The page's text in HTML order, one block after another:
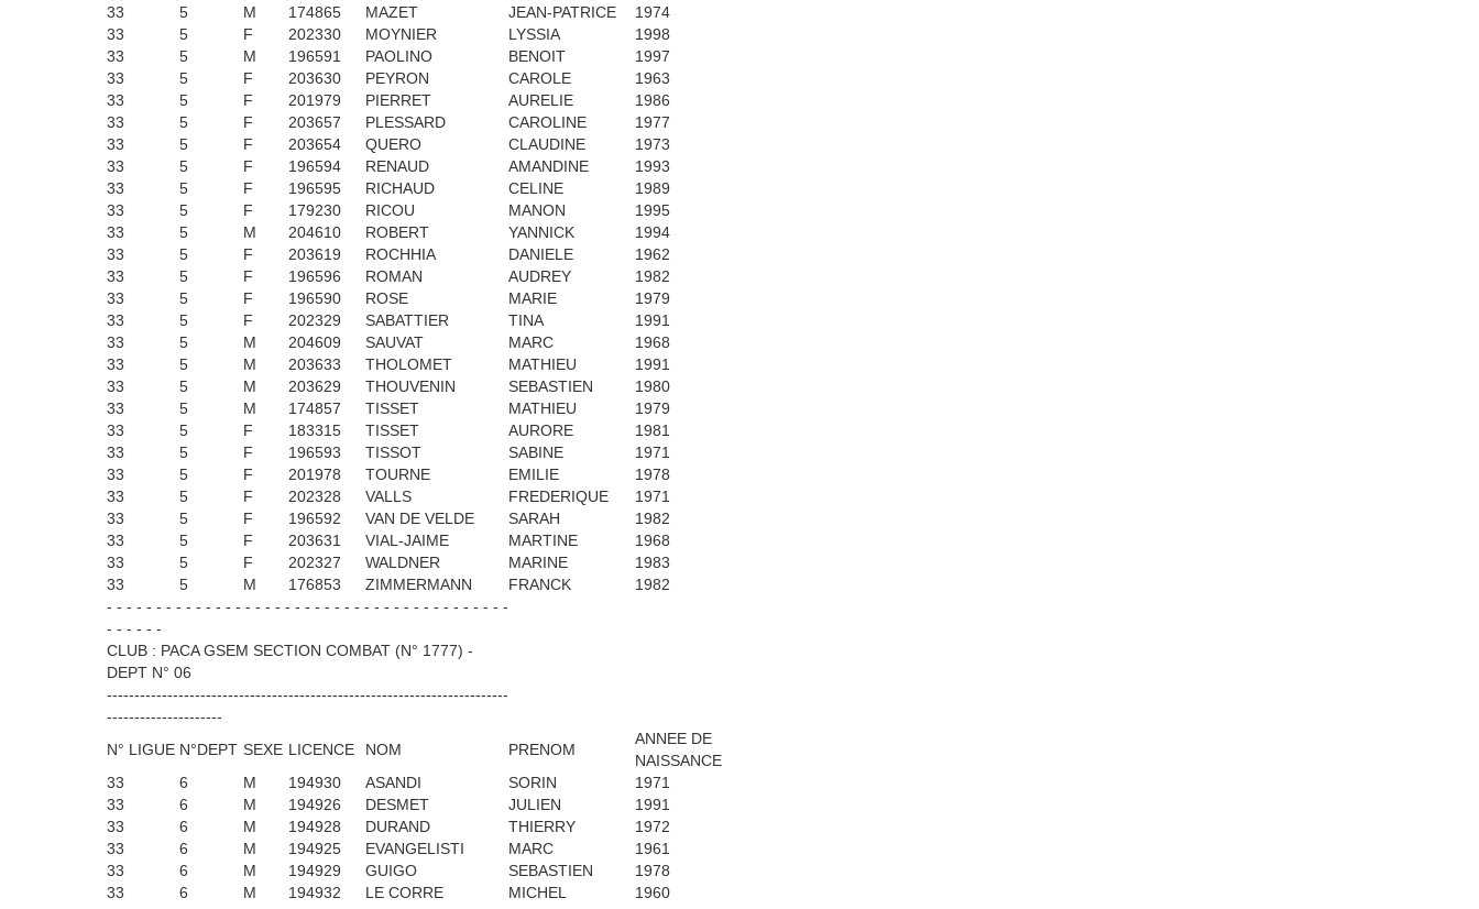
33
5 M 174865 MAZET JEAN-PATRICE
1974
33
5 F 202330 MOYNIER LYSSIA
1998
33
5 M 196591 PAOLINO BENOIT
1997
33
5 F 203630 PEYRON CAROLE
1963
33
5 F 201979 PIERRET AURELIE
1986
33
5 F 203657 PLESSARD CAROLINE
1977
33
5 F 203654 QUERO CLAUDINE
1973
33
5 F 196594 RENAUD AMANDINE
1993
33
5 F 196595 RICHAUD CELINE
1989
33
5 F 179230 RICOU MANON
1995
33
5 M 204610 ROBERT YANNICK
1994
33
5 F 203619 ROCHHIA DANIELE
1962
33
5 F 196596 ROMAN AUDREY
1982
33
5 F 196590 ROSE MARIE
1979
33
5 F 202329 SABATTIER TINA
1991
33
5 M 204609 SAUVAT MARC
1968
33
5 M 203633 THOLOMET MATHIEU
1991
33
5 M 203629 THOUVENIN SEBASTIEN
1980
33
5 M 174857 TISSET MATHIEU
1979
33
5 F 183315 TISSET AURORE
1981
33
5 F 196593 TISSOT SABINE
1971
33
5 F 201978 TOURNE EMILIE
1978
33
5 F 202328 VALLS FREDERIQUE
1971
33
5 F 196592 VAN DE VELDE SARAH
1982
33
5 F 203631 VIAL-JAIME MARTINE
1968
33
5 F 202327 WALDNER MARINE
1983
33
5 M 176853 ZIMMERMANN FRANCK
1982
- - - - - - - - - - - - - - - - - - - - - - - - - - - - - - - - - - - - - - - - -
- - - - - -
CLUB : PACA GSEM SECTION COMBAT (N° 1777) -
DEPT N° 06
-------------------------------------------------------------------------
---------------------
N° LIGUE N°DEPT SEXE LICENCE NOM PRENOM
ANNEE DE
NAISSANCE
33
6 M 194930 ASANDI SORIN
1971
33
6 M 194926 DESMET JULIEN
1991
33
6 M 194928 DURAND THIERRY
1972
33
6 M 194925 EVANGELISTI MARC
1961
33
6 M 194929 GUIGO SEBASTIEN
1978
33
6 M 194932 LE CORRE MICHEL
1960